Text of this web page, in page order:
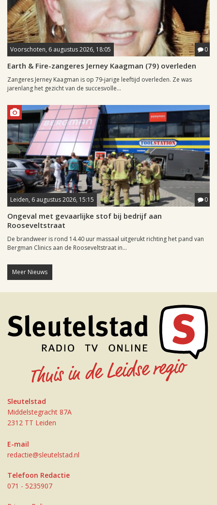
Voorschoten, 6 augustus 2026, 18:05 0
Earth & Fire-zangeres Jerney Kaagman (79) overleden
Zangeres Jerney Kaagman is op 79-jarige leeftijd overleden. Ze was
jarenlang het gezicht van de succesvolle...
Leiden, 6 augustus 2026, 15:15 0
Ongeval met gevaarlijke stof bij bedrijf aan
Rooseveltstraat
De brandweer is rond 14.40 uur massaal uitgerukt richting het pand van
Bergman Clinics aan de Rooseveltstraat in...
Meer Nieuws
Sleutelstad
Middelstegracht 87A
2312 TT Leiden
E-mail
redactie@sleutelstad.nl
Telefoon Redactie
071 - 5235907